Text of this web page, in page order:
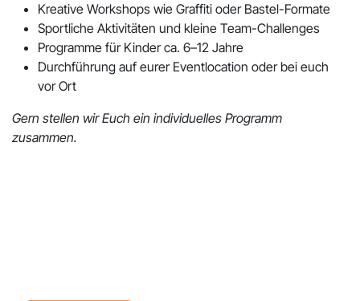
Kreative Workshops wie Graffiti oder Bastel-Formate
Sportliche Aktivitäten und kleine Team-Challenges
Programme für Kinder ca. 6–12 Jahre
Durchführung auf eurer Eventlocation oder bei euch
vor Ort
Gern stellen wir Euch ein individuelles Programm
zusammen.